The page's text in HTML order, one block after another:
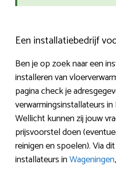
Een installatiebedrijf
Ben je op zoek naar een
installeren van
pagina check je
verwarmingsinstallateurs in
Wellicht kunnen zij jouw
prijsvoorstel doen
reinigen en spoelen). Via
installateurs inWageningen,